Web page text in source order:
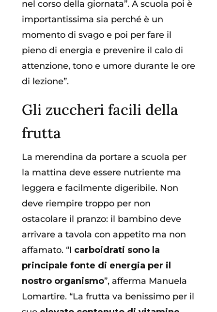
nel corso della giornata”. A scuola poi è
importantissima sia perché è un
momento di svago e poi per fare il
pieno di energia e prevenire il calo di
attenzione, tono e umore durante le ore
di lezione”.
Gli zuccheri facili della
frutta
La merendina da portare a scuola per
la mattina deve essere nutriente ma
leggera e facilmente digeribile. Non
deve riempire troppo per non
ostacolare il pranzo: il bambino deve
arrivare a tavola con appetito ma non
affamato. “I carboidrati sono la
principale fonte di energia per il
nostro organismo”, afferma Manuela
Lomartire. “La frutta va benissimo per il